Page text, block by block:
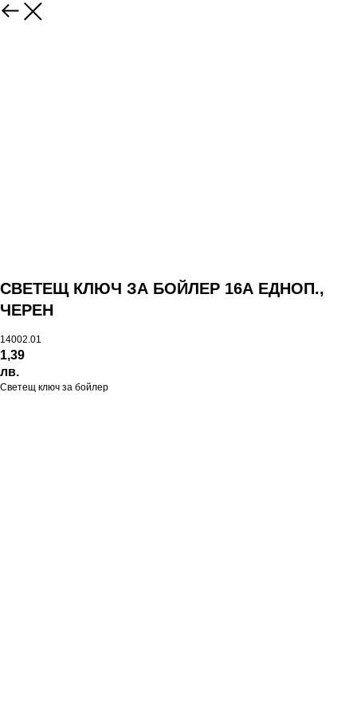
СВЕТЕЩ КЛЮЧ ЗА БОЙЛЕР 16А ЕДНОП.,
ЧЕРЕН
14002.01
1,39
лв.
Светещ ключ за бойлер